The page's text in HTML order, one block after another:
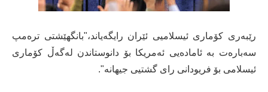
رێبەری کۆماری ئیسلامیی ئێران رایگەیاند،"بانگهێشتی ترەمپ
سەبارەت بە ئامادەیی ئەمریکا بۆ دانوستاندن لەگەڵ کۆماری
ئیسلامی بۆ فریودانی رای گشتیی جیهانە".